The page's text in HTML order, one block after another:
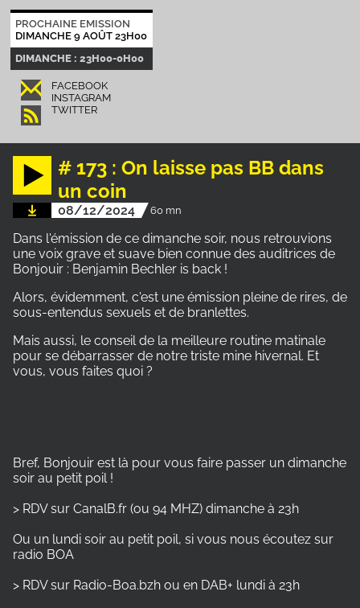
PROCHAINE EMISSION
DIMANCHE 9 AOÛT 23H00
DIMANCHE : 23H00-0H00
FACEBOOK
INSTAGRAM
TWITTER
# 173 : On laisse pas BB dans
un coin
08/12/2024 60 mn
Dans l'émission de ce dimanche soir, nous retrouvions
une voix grave et suave bien connue des auditrices de
Bonjouir : Benjamin Bechler is back !
Alors, évidemment, c'est une émission pleine de rires, de
sous-entendus sexuels et de branlettes.
Mais aussi, le conseil de la meilleure routine matinale
pour se débarrasser de notre triste mine hivernal. Et
vous, vous faites quoi ?
Bref, Bonjouir est là pour vous faire passer un dimanche
soir au petit poil !
> RDV sur CanalB.fr (ou 94 MHZ) dimanche à 23h
Ou un lundi soir au petit poil, si vous nous écoutez sur
radio BOA
> RDV sur Radio-Boa.bzh ou en DAB+ lundi à 23h